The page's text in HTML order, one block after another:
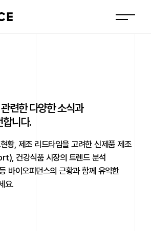
련한 다양한 소식과
니다.
황, 제조 리드타임을 고려한 신제품 제조
건강식품 시장의 트렌드 분석
이오피던스의 근황과 함께유익한
요.